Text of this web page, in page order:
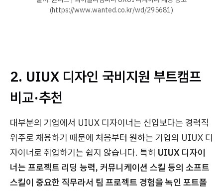
(https://www.wanted.co.kr/wd/295681)
2. UIUX 디자인 국비지원 부트캠프
비교·추천
대부분의 기업에서 UIUX 디자이너는 신입보다는 경력직
위주로 채용하기 때문에 처음부터 원하는 기업의 UIUX 디
자이너로 취업하기는 쉽지 않습니다. 특히 UIUX 디자이
너는 프로젝트 리딩 능력, 커뮤니케이션 스킬 등의 소프트
스킬이 중요한 직무라서 팀 프로젝트 경험을 녹인 포트폴